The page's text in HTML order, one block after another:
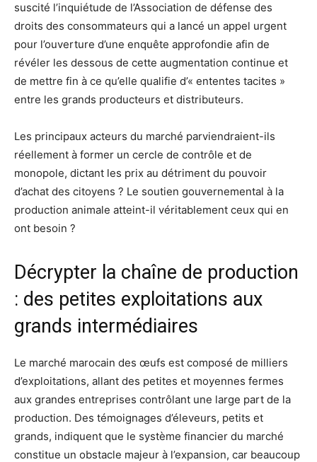
suscité l’inquiétude de l’Association de défense des
droits des consommateurs qui a lancé un appel urgent
pour l’ouverture d’une enquête approfondie afin de
révéler les dessous de cette augmentation continue et
de mettre fin à ce qu’elle qualifie d’« ententes tacites »
entre les grands producteurs et distributeurs.
Les principaux acteurs du marché parviendraient-ils
réellement à former un cercle de contrôle et de
monopole, dictant les prix au détriment du pouvoir
d’achat des citoyens ? Le soutien gouvernemental à la
production animale atteint-il véritablement ceux qui en
ont besoin ?
Décrypter la chaîne de production
: des petites exploitations aux
grands intermédiaires
Le marché marocain des œufs est composé de milliers
d’exploitations, allant des petites et moyennes fermes
aux grandes entreprises contrôlant une large part de la
production. Des témoignages d’éleveurs, petits et
grands, indiquent que le système financier du marché
constitue un obstacle majeur à l’expansion, car beaucoup